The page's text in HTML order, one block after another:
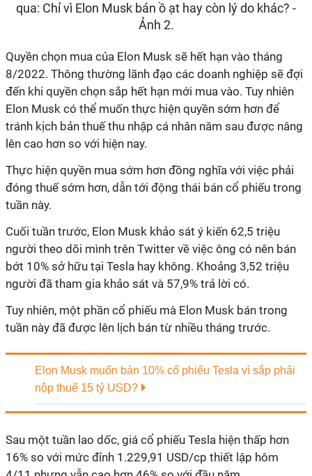
Quyền chọn mua của Elon Musk sẽ hết hạn vào tháng
8/2022. Thông thường lãnh đạo các doanh nghiệp sẽ đợi
đến khi quyền chọn sắp hết hạn mới mua vào. Tuy nhiên
Elon Musk có thể muốn thực hiện quyền sớm hơn để
tránh kịch bản thuế thu nhập cá nhân năm sau được nâng
lên cao hơn so với hiện nay.
Thực hiện quyền mua sớm hơn đồng nghĩa với việc phải
đóng thuế sớm hơn, dẫn tới động thái bán cổ phiếu trong
tuần này.
Cuối tuần trước, Elon Musk khảo sát ý kiến 62,5 triệu
người theo dõi mình trên Twitter về việc ông có nên bán
bớt 10% sở hữu tại Tesla hay không. Khoảng 3,52 triệu
người đã tham gia khảo sát và 57,9% trả lời có.
Tuy nhiên, một phần cổ phiếu mà Elon Musk bán trong
tuần này đã được lên lịch bán từ nhiều tháng trước.
Elon Musk muốn bán 10% cổ phiếu Tesla vì sắp phải
nộp thuế 15 tỷ USD?
Sau một tuần lao dốc, giá cổ phiếu Tesla hiện thấp hơn
16% so với mức đỉnh 1.229,91 USD/cp thiết lập hôm